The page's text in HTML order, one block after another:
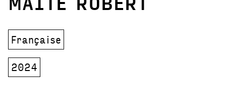
Française
2024